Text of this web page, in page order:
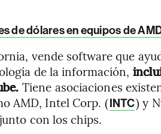
de dólares en equipos de
vende software que
de la información,
Tiene asociaciones
AMD, Intel Corp. (INTC) y
con los chips.